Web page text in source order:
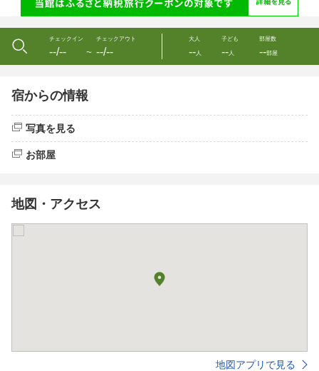
チェックイン
--/-- 〜
チェックアウト
--/--
大人
--人
子ども
--人
部屋数
--部屋
宿からの情報
写真を見る
お部屋
地図・アクセス
地図アプリで見る